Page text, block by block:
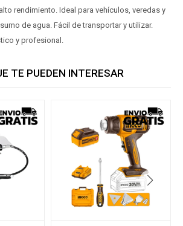
rendimiento. Ideal para vehículos, veredas y
de agua. Fácil de transportar y utilizar.
y profesional.
TE PUEDEN INTERESAR